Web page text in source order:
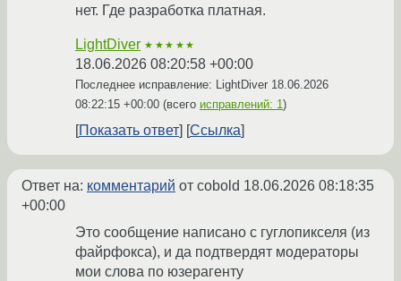
нет. Где разработка платная.
LightDiver ★★★★★
18.06.2026 08:20:58 +00:00
Последнее исправление: LightDiver 18.06.2026
08:22:15 +00:00 (всего исправлений: 1)
Показать ответ Ссылка
Ответ на: комментарий от cobold 18.06.2026 08:18:35
+00:00
Это сообщение написано с гуглопикселя (из
файрфокса), и да подтвердят модераторы
мои слова по юзерагенту